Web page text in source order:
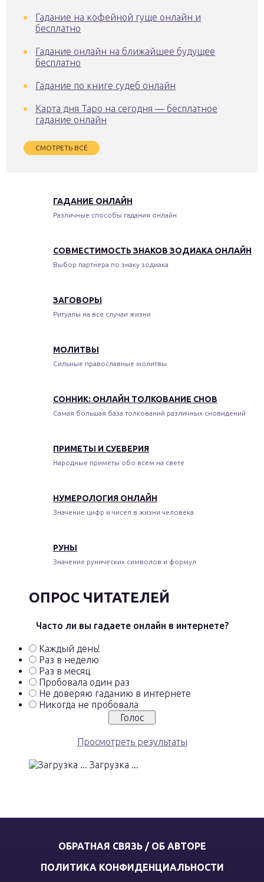
Гадание на кофейной гуще онлайн и
бесплатно
Гадание онлайн на ближайшее будущее
бесплатно
Гадание по книге судеб онлайн
Карта дня Таро на сегодня — бесплатное
гадание онлайн
СМОТРЕТЬ ВСЁ
ГАДАНИЕ ОНЛАЙН
Различные способы гадания онлайн
СОВМЕСТИМОСТЬ ЗНАКОВ ЗОДИАКА ОНЛАЙН
Выбор партнера по знаку зодиака
ЗАГОВОРЫ
Ритуалы на все случаи жизни
МОЛИТВЫ
Сильные православные молитвы
СОННИК: ОНЛАЙН ТОЛКОВАНИЕ СНОВ
Самая большая база толкований различных сновидений
ПРИМЕТЫ И СУЕВЕРИЯ
Народные приметы обо всем на свете
НУМЕРОЛОГИЯ ОНЛАЙН
Значение цифр и чисел в жизни человека
РУНЫ
Значение рунических символов и формул
ОПРОС ЧИТАТЕЛЕЙ
Часто ли вы гадаете онлайн в интернете?
Каждый день!
Раз в неделю
Раз в месяц
Пробовала один раз
Не доверяю гаданию в интернете
Никогда не пробовала
Просмотреть результаты
Загрузка ...
ОБРАТНАЯ СВЯЗЬ / ОБ АВТОРЕ
ПОЛИТИКА КОНФИДЕНЦИАЛЬНОСТИ